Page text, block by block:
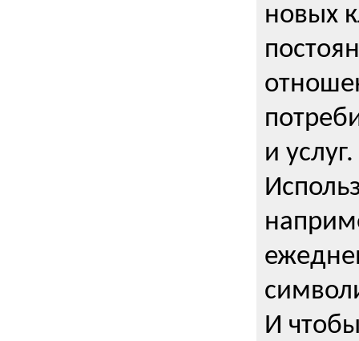
новых
и услуг.
И